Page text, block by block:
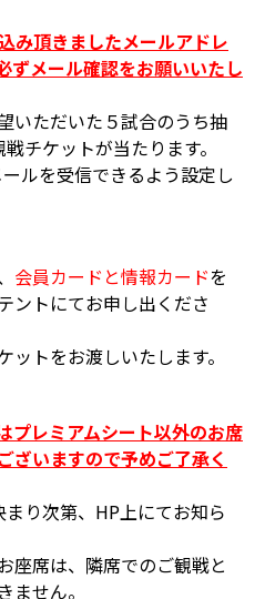
み頂きましたメールアドレ
ずメール確認をお願いいたし
いただいた５試合のうち抽
チケットが当たります。
ルを受信できるよう設定し
会員カードと情報カードを
ントにてお申し出くださ
トをお渡しいたします。
プレミアムシート以外のお席
ざいますので予めご了承く
り次第、HP上にてお知ら
座席は、隣席でのご観戦と
ません。